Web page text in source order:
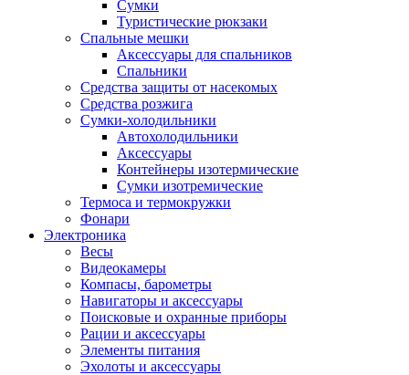
Сумки
Туристические рюкзаки
Спальные мешки
Аксессуары для спальников
Спальники
Средства защиты от насекомых
Средства розжига
Сумки-холодильники
Автохолодильники
Аксессуары
Контейнеры изотермические
Сумки изотремические
Термоса и термокружки
Фонари
Электроника
Весы
Видеокамеры
Компасы, барометры
Навигаторы и аксессуары
Поисковые и охранные приборы
Рации и аксессуары
Элементы питания
Эхолоты и аксессуары